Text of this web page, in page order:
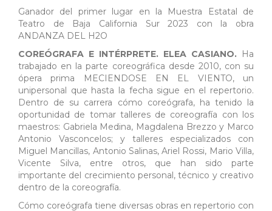
Ganador del primer lugar en la Muestra Estatal de
Teatro de Baja California Sur 2023 con la obra
ANDANZA DEL H2O
COREÓGRAFA E INTÉRPRETE. ELEA CASIANO.
Ha
trabajado en la parte coreográfica desde 2010, con su
ópera prima MECIENDOSE EN EL VIENTO, un
unipersonal que hasta la fecha sigue en el repertorio.
Dentro de su carrera cómo coreógrafa, ha tenido la
oportunidad de tomar talleres de coreografía con los
maestros: Gabriela Medina, Magdalena Brezzo y Marco
Antonio Vasconcelos; y talleres especializados con
Miguel Mancillas, Antonio Salinas, Ariel Rossi, Mario Villa,
Vicente Silva, entre otros, que han sido parte
importante del crecimiento personal, técnico y creativo
dentro de la coreografía.
Cómo coreógrafa tiene diversas obras en repertorio con